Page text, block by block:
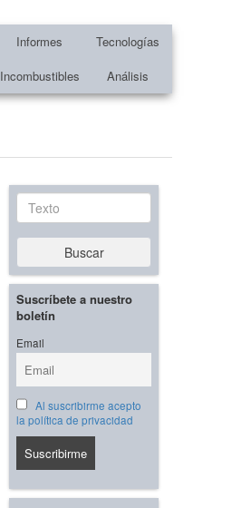
Informes
Tecnologías
Incombustibles Análisis
Texto
Buscar
Suscríbete a nuestro
boletín
Email
Al suscribirme acepto
la política de privacidad